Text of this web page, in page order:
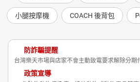
小腿按摩機 COACH 後背包
防詐騙提醒
台灣樂天市場與店家不會主動致電要求解除分期
政策宣導